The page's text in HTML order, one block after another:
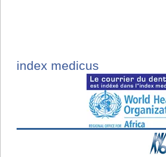
index medicus